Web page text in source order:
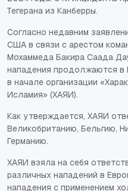
Тегерана из Канберры.
Согласно недавним
США в связи с арестом
Мохаммеда Бакира Саада
нападения продолжаются в
в начале организации
Исламия» (ХАЯИ).
Как утверждается, ХАЯИ
Великобританию, Бельгию,
Германию.
ХАЯИ взяла на себя
различных нападений в
нападения с применением